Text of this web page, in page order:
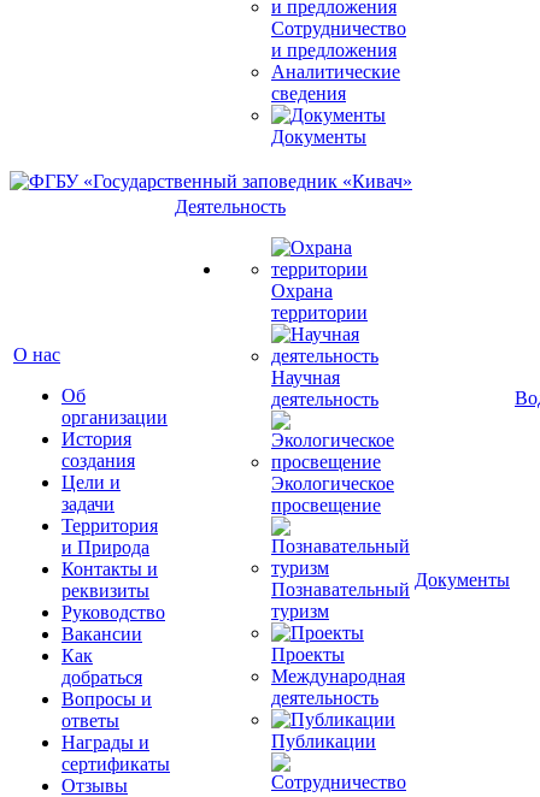
Сотрудничество
и предложения
Аналитические
сведения
Документы
О нас
Об
организации
История
создания
Цели и
задачи
Территория
и Природа
Контакты и
реквизиты
Руководство
Вакансии
Как
добраться
Вопросы и
ответы
Награды и
сертификаты
Отзывы
Деятельность
Охрана
территории
Научная
деятельность
Экологическое
просвещение
Познавательный
туризм
Проекты
Международная
деятельность
Публикации
Документы